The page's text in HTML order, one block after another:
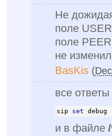
Не
поле
поле
не
BasKis (
все ответы
sip set debug
и в файле